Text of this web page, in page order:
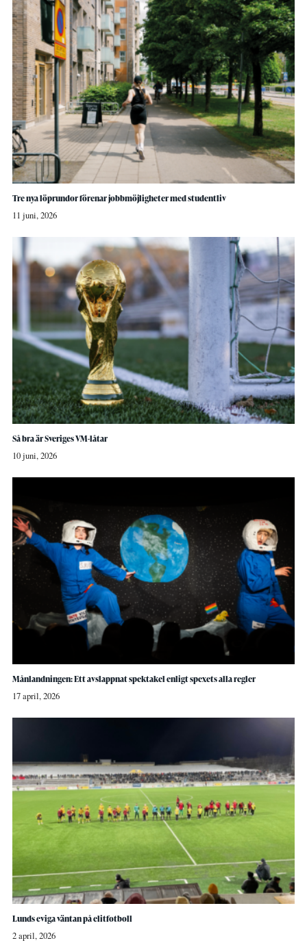
Tre nya löprundor förenar jobbmöjligheter med studentliv
11 juni, 2026
Så bra är Sveriges VM-låtar
10 juni, 2026
Månlandningen: Ett avslappnat spektakel enligt spexets alla regler
17 april, 2026
Lunds eviga väntan på elitfotboll
2 april, 2026